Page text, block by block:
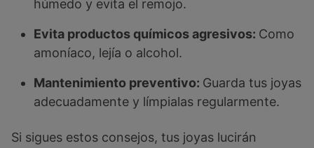
húmedo y evita el remojo.
Evita productos químicos agresivos: Como
amoníaco, lejía o alcohol.
Mantenimiento preventivo: Guarda tus joyas
adecuadamente y límpialas regularmente.
Si sigues estos consejos, tus joyas lucirán